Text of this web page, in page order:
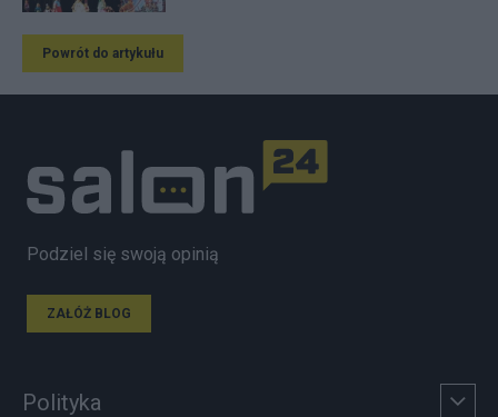
Powrót do artykułu
Podziel się swoją opinią
ZAŁÓŻ BLOG
Polityka